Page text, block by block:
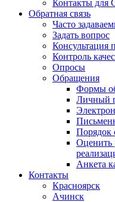
Контакты
Обратная связь
Часто
Задать вопрос
Консультация
Контроль
Опросы
Обращения
Формы
Личный
Порядок
Оценить
Анкета
Контакты
Красноярск
Ачинск